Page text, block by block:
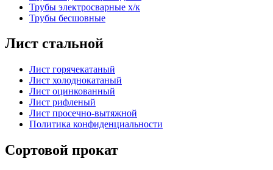
Трубы электросварные х/к
Трубы бесшовные
Лист стальной
Лист горячекатаный
Лист холоднокатаный
Лист оцинкованный
Лист рифленый
Лист просечно-вытяжной
Политика конфиденциальности
Сортовой прокат